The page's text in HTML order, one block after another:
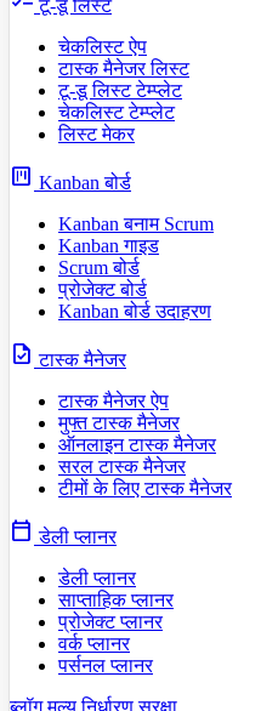
टू-डू लिस्ट
चेकलिस्ट ऐप
टास्क मैनेजर लिस्ट
टू-डू लिस्ट टेम्प्लेट
चेकलिस्ट टेम्प्लेट
लिस्ट मेकर
view_kanban Kanban बोर्ड
Kanban बनाम Scrum
Kanban गाइड
Scrum बोर्ड
प्रोजेक्ट बोर्ड
Kanban बोर्ड उदाहरण
task टास्क मैनेजर
टास्क मैनेजर ऐप
मुफ्त टास्क मैनेजर
ऑनलाइन टास्क मैनेजर
सरल टास्क मैनेजर
टीमों के लिए टास्क मैनेजर
calendar_today डेली प्लानर
डेली प्लानर
साप्ताहिक प्लानर
प्रोजेक्ट प्लानर
वर्क प्लानर
पर्सनल प्लानर
ब्लॉग मूल्य निर्धारण सुरक्षा